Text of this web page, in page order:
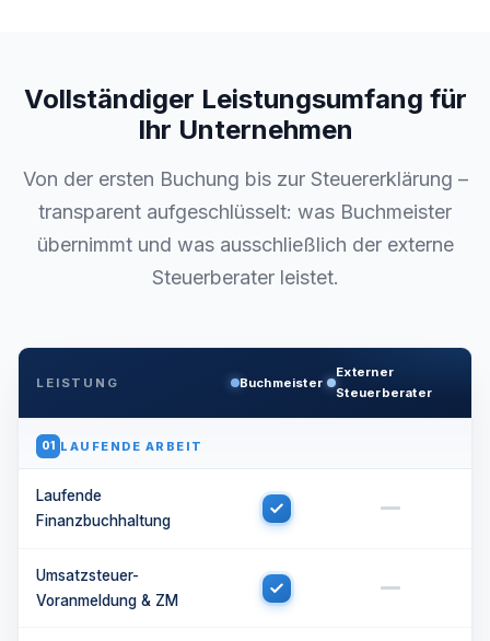
Vollständiger Leistungsumfang für
Ihr Unternehmen
Von der ersten Buchung bis zur Steuererklärung –
transparent aufgeschlüsselt: was Buchmeister
übernimmt und was ausschließlich der externe
Steuerberater leistet.
LEISTUNG Buchmeister
Externer
Steuerberater
01 LAUFENDE ARBEIT
Laufende
Finanzbuchhaltung
Umsatzsteuer-
Voranmeldung & ZM